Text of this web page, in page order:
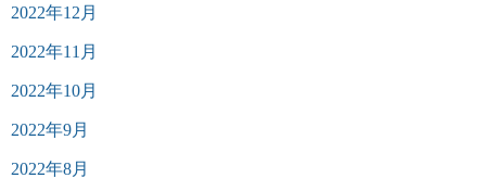
2022年12月
2022年11月
2022年10月
2022年9月
2022年8月